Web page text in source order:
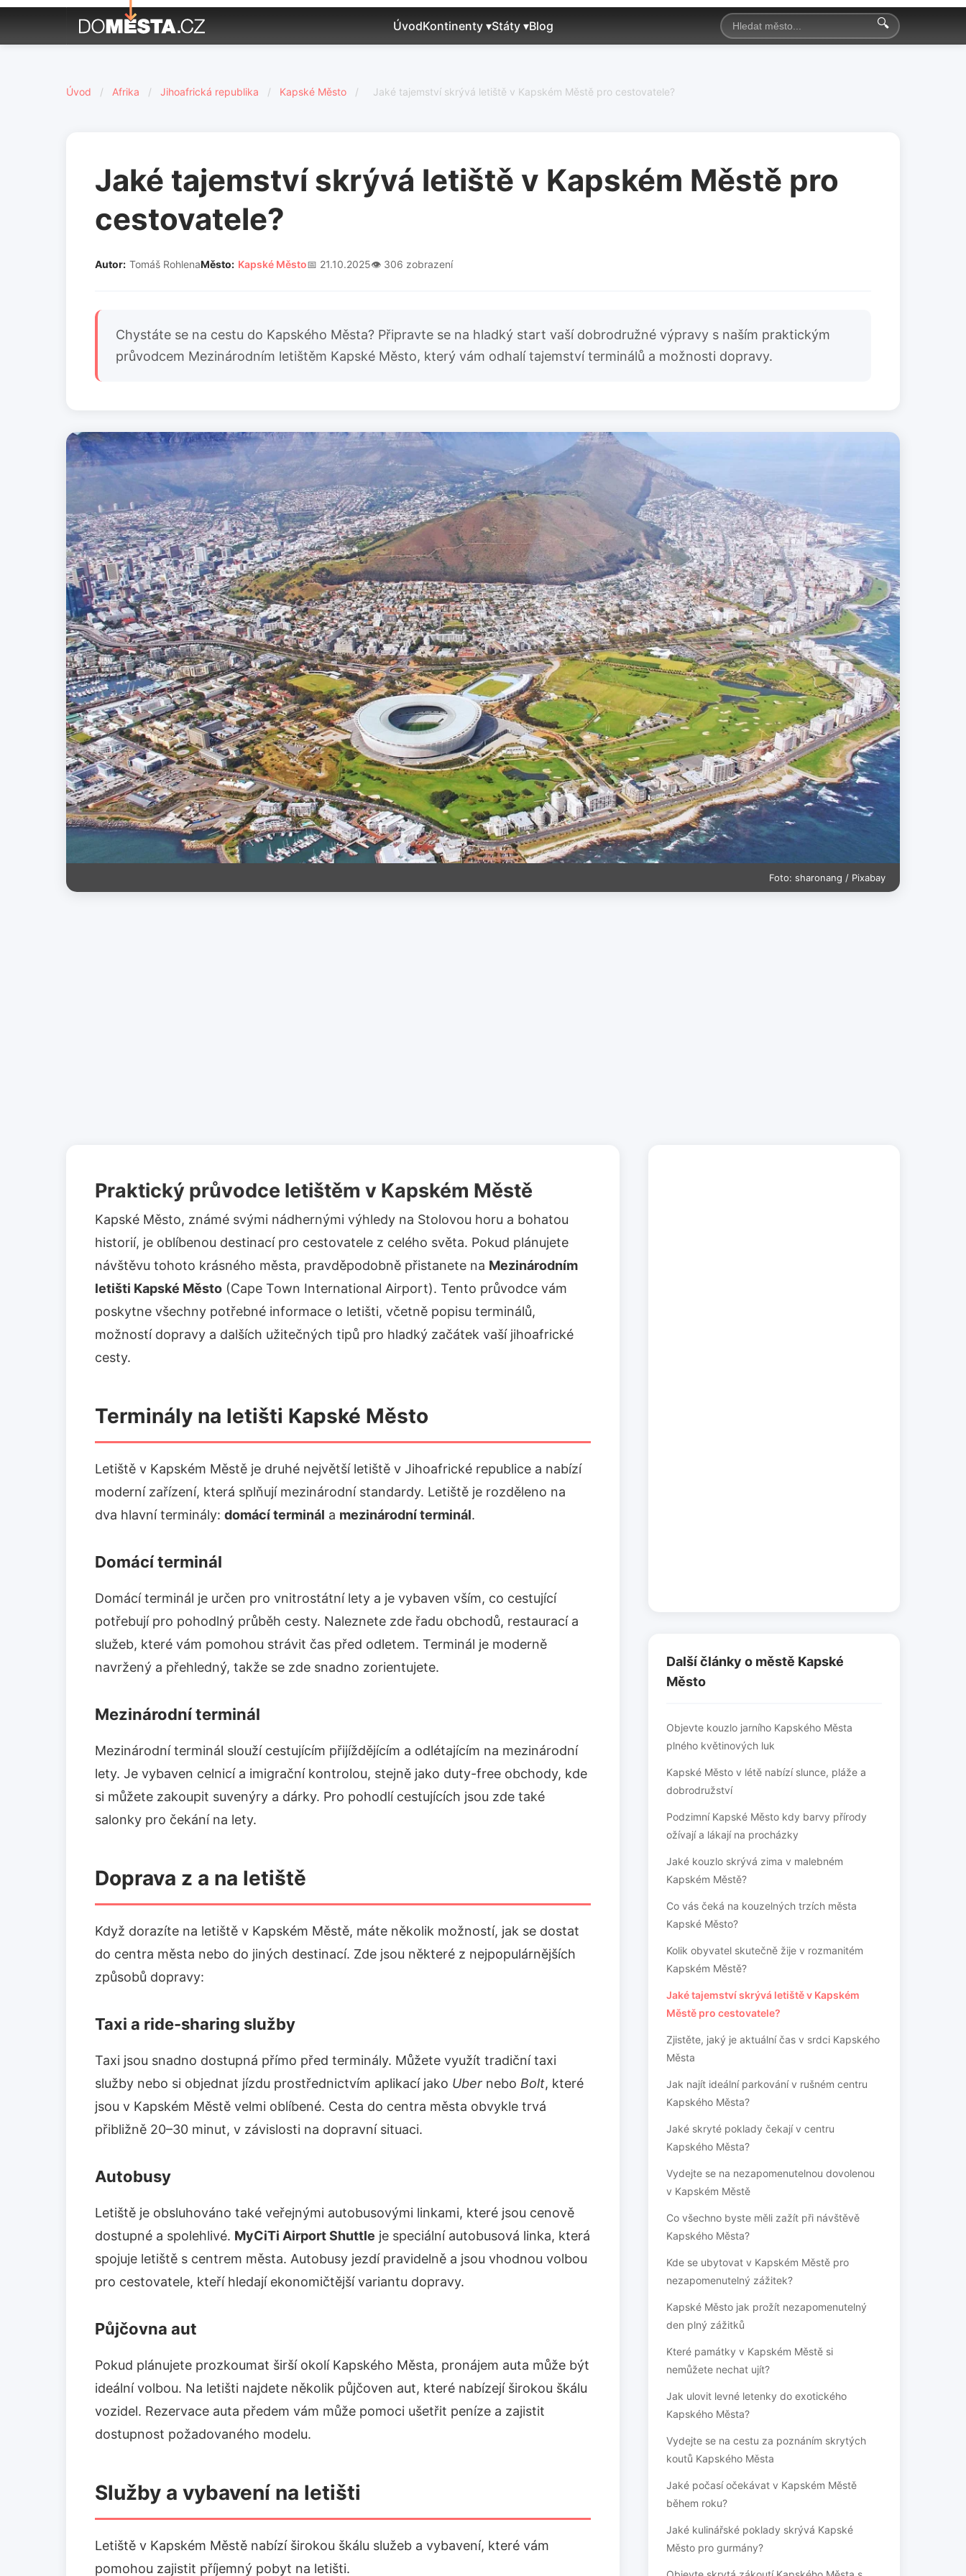
ÚvodKontinenty ▾Státy ▾Blog 🔍
Úvod / Afrika / Jihoafrická republika / Kapské Město / Jaké tajemství skrývá letiště v Kapském Městě pro cestovatele?
Jaké tajemství skrývá letiště v Kapském Městě pro
cestovatele?
Autor: Tomáš RohlenaMěsto: Kapské Město📅 21.10.2025👁️ 306 zobrazení
Chystáte se na cestu do Kapského Města? Připravte se na hladký start vaší dobrodružné výpravy s naším praktickým
průvodcem Mezinárodním letištěm Kapské Město, který vám odhalí tajemství terminálů a možnosti dopravy.
Foto: sharonang / Pixabay
Praktický průvodce letištěm v Kapském Městě
Kapské Město, známé svými nádhernými výhledy na Stolovou horu a bohatou
historií, je oblíbenou destinací pro cestovatele z celého světa. Pokud plánujete
návštěvu tohoto krásného města, pravděpodobně přistanete na Mezinárodním
letišti Kapské Město (Cape Town International Airport). Tento průvodce vám
poskytne všechny potřebné informace o letišti, včetně popisu terminálů,
možností dopravy a dalších užitečných tipů pro hladký začátek vaší jihoafrické
cesty.
Terminály na letišti Kapské Město
Letiště v Kapském Městě je druhé největší letiště v Jihoafrické republice a nabízí
moderní zařízení, která splňují mezinárodní standardy. Letiště je rozděleno na
dva hlavní terminály: domácí terminál a mezinárodní terminál.
Domácí terminál
Domácí terminál je určen pro vnitrostátní lety a je vybaven vším, co cestující
potřebují pro pohodlný průběh cesty. Naleznete zde řadu obchodů, restaurací a
služeb, které vám pomohou strávit čas před odletem. Terminál je moderně
navržený a přehledný, takže se zde snadno zorientujete.
Mezinárodní terminál
Mezinárodní terminál slouží cestujícím přijíždějícím a odlétajícím na mezinárodní
lety. Je vybaven celnicí a imigrační kontrolou, stejně jako duty-free obchody, kde
si můžete zakoupit suvenýry a dárky. Pro pohodlí cestujících jsou zde také
salonky pro čekání na lety.
Doprava z a na letiště
Když dorazíte na letiště v Kapském Městě, máte několik možností, jak se dostat
do centra města nebo do jiných destinací. Zde jsou některé z nejpopulárnějších
způsobů dopravy:
Taxi a ride-sharing služby
Taxi jsou snadno dostupná přímo před terminály. Můžete využít tradiční taxi
služby nebo si objednat jízdu prostřednictvím aplikací jako Uber nebo Bolt, které
jsou v Kapském Městě velmi oblíbené. Cesta do centra města obvykle trvá
přibližně 20–30 minut, v závislosti na dopravní situaci.
Autobusy
Letiště je obsluhováno také veřejnými autobusovými linkami, které jsou cenově
dostupné a spolehlivé. MyCiTi Airport Shuttle je speciální autobusová linka, která
spojuje letiště s centrem města. Autobusy jezdí pravidelně a jsou vhodnou volbou
pro cestovatele, kteří hledají ekonomičtější variantu dopravy.
Půjčovna aut
Pokud plánujete prozkoumat širší okolí Kapského Města, pronájem auta může být
ideální volbou. Na letišti najdete několik půjčoven aut, které nabízejí širokou škálu
vozidel. Rezervace auta předem vám může pomoci ušetřit peníze a zajistit
dostupnost požadovaného modelu.
Služby a vybavení na letišti
Letiště v Kapském Městě nabízí širokou škálu služeb a vybavení, které vám
pomohou zajistit příjemný pobyt na letišti.
Další články o městě Kapské
Město
Objevte kouzlo jarního Kapského Města
plného květinových luk
Kapské Město v létě nabízí slunce, pláže a
dobrodružství
Podzimní Kapské Město kdy barvy přírody
ožívají a lákají na procházky
Jaké kouzlo skrývá zima v malebném
Kapském Městě?
Co vás čeká na kouzelných trzích města
Kapské Město?
Kolik obyvatel skutečně žije v rozmanitém
Kapském Městě?
Jaké tajemství skrývá letiště v Kapském
Městě pro cestovatele?
Zjistěte, jaký je aktuální čas v srdci Kapského
Města
Jak najít ideální parkování v rušném centru
Kapského Města?
Jaké skryté poklady čekají v centru
Kapského Města?
Vydejte se na nezapomenutelnou dovolenou
v Kapském Městě
Co všechno byste měli zažít při návštěvě
Kapského Města?
Kde se ubytovat v Kapském Městě pro
nezapomenutelný zážitek?
Kapské Město jak prožít nezapomenutelný
den plný zážitků
Které památky v Kapském Městě si
nemůžete nechat ujít?
Jak ulovit levné letenky do exotického
Kapského Města?
Vydejte se na cestu za poznáním skrytých
koutů Kapského Města
Jaké počasí očekávat v Kapském Městě
během roku?
Jaké kulinářské poklady skrývá Kapské
Město pro gurmány?